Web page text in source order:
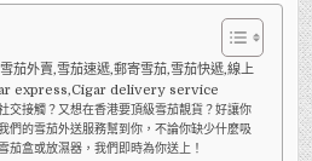
茄外賣,雪茄速遞,郵寄雪茄,雪茄快遞,線上
express,Cigar delivery service
交接觸？又想在香港要頂級雪茄靚貨？好讓你
們的雪茄外送服務幫到你，不論你缺少什麼吸
茄盒或放濕器，我們即時為你送上！